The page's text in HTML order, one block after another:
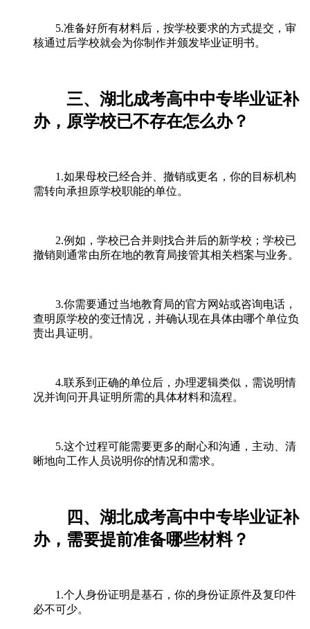
5.准备好所有材料后，按学校要求的方式提交，审
核通过后学校就会为你制作并颁发毕业证明书。
三、湖北成考高中中专毕业证补
办，原学校已不存在怎么办？
1.如果母校已经合并、撤销或更名，你的目标机构
需转向承担原学校职能的单位。
2.例如，学校已合并则找合并后的新学校；学校已
撤销则通常由所在地的教育局接管其相关档案与业务。
3.你需要通过当地教育局的官方网站或咨询电话，
查明原学校的变迁情况，并确认现在具体由哪个单位负
责出具证明。
4.联系到正确的单位后，办理逻辑类似，需说明情
况并询问开具证明所需的具体材料和流程。
5.这个过程可能需要更多的耐心和沟通，主动、清
晰地向工作人员说明你的情况和需求。
四、湖北成考高中中专毕业证补
办，需要提前准备哪些材料？
1.个人身份证明是基石，你的身份证原件及复印件
必不可少。